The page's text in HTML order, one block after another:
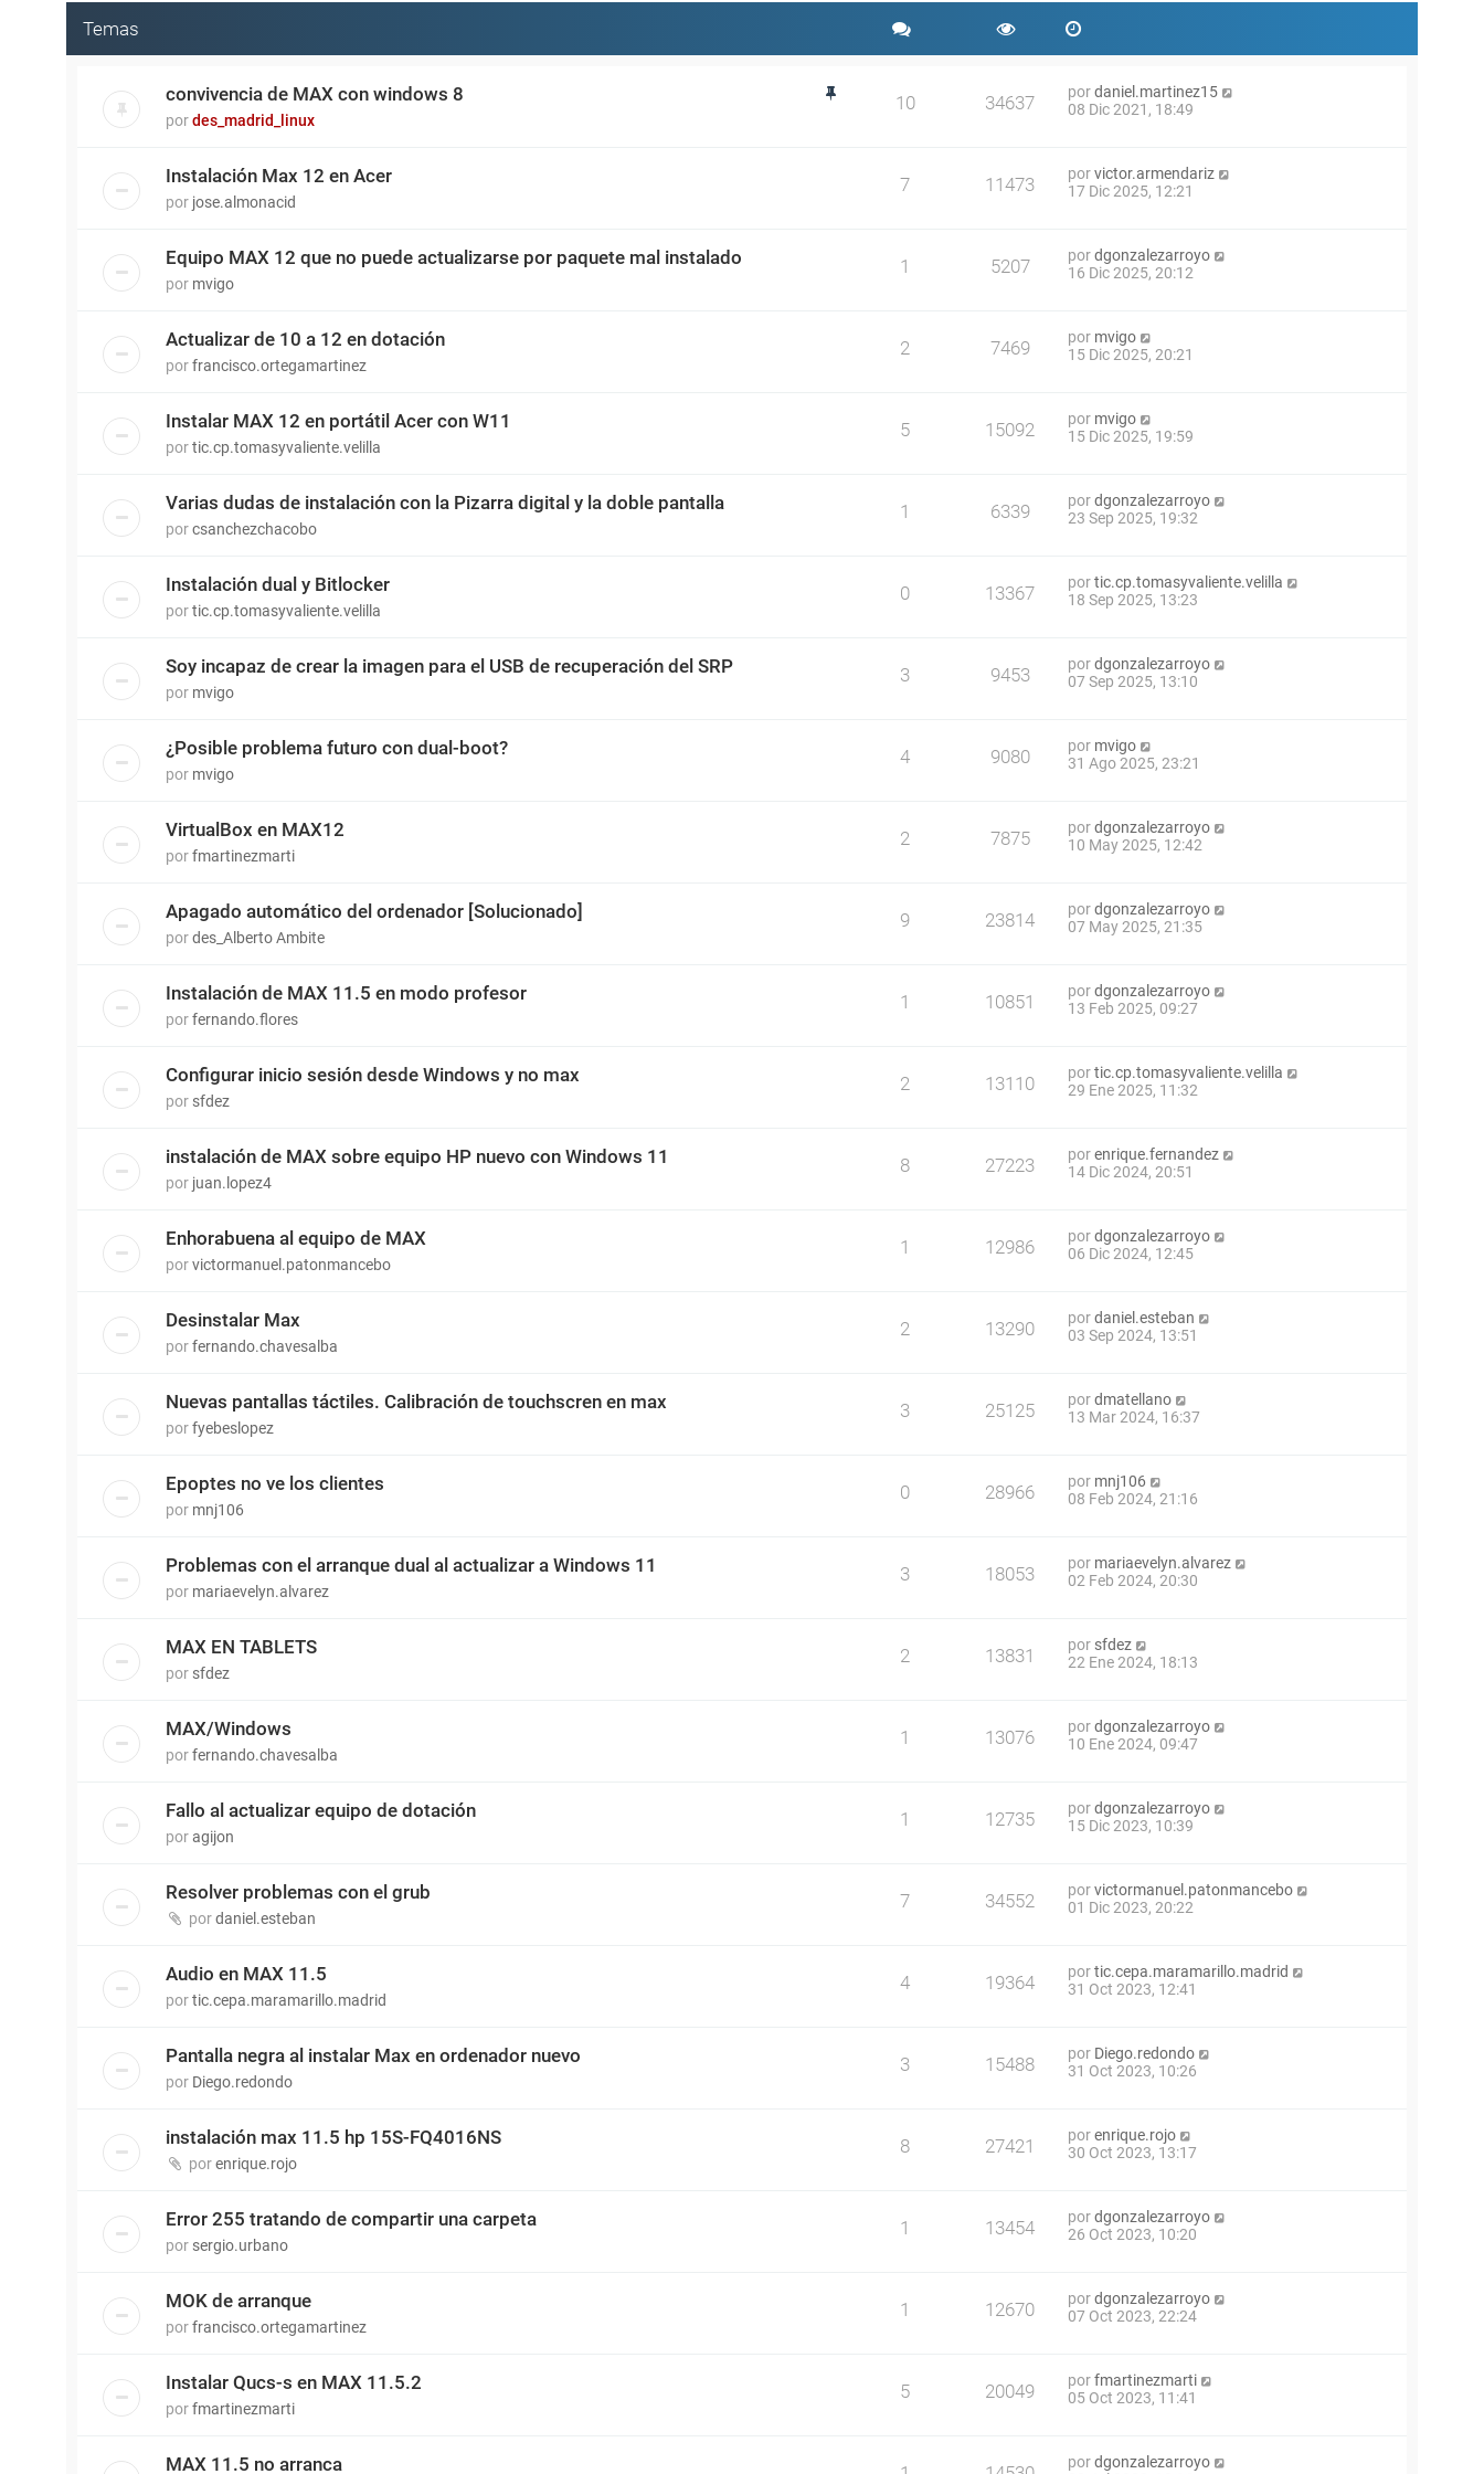
Temas
convivencia de MAX con windows 8
pordes_madrid_linux
10 34637 pordaniel.martinez15
08 Dic 2021, 18:49
Instalación Max 12 en Acer
por jose.almonacid
7 11473 porvictor.armendariz
17 Dic 2025, 12:21
Equipo MAX 12 que no puede actualizarse por paquete mal instalado
por mvigo
1 5207 pordgonzalezarroyo
16 Dic 2025, 20:12
Actualizar de 10 a 12 en dotación
porfrancisco.ortegamartinez
2 7469 por mvigo
15 Dic 2025, 20:21
Instalar MAX 12 en portátil Acer con W11
portic.cp.tomasyvaliente.velilla
5 15092 por mvigo
15 Dic 2025, 19:59
Varias dudas de instalación con la Pizarra digital y la doble pantalla
porcsanchezchacobo
1 6339 pordgonzalezarroyo
23 Sep 2025, 19:32
Instalación dual y Bitlocker
portic.cp.tomasyvaliente.velilla
0 13367 portic.cp.tomasyvaliente.velilla
18 Sep 2025, 13:23
Soy incapaz de crear la imagen para el USB de recuperación del SRP
por mvigo
3 9453 pordgonzalezarroyo
07 Sep 2025, 13:10
¿Posible problema futuro con dual-boot?
por mvigo
4 9080 por mvigo
31 Ago 2025, 23:21
VirtualBox en MAX12
porfmartinezmarti
2 7875 pordgonzalezarroyo
10 May 2025, 12:42
Apagado automático del ordenador [Solucionado]
pordes_Alberto Ambite
9 23814 pordgonzalezarroyo
07 May 2025, 21:35
Instalación de MAX 11.5 en modo profesor
porfernando.flores
1 10851 pordgonzalezarroyo
13 Feb 2025, 09:27
Configurar inicio sesión desde Windows y no max
por sfdez
2 13110 portic.cp.tomasyvaliente.velilla
29 Ene 2025, 11:32
instalación de MAX sobre equipo HP nuevo con Windows 11
por juan.lopez4
8 27223 porenrique.fernandez
14 Dic 2024, 20:51
Enhorabuena al equipo de MAX
porvictormanuel.patonmancebo
1 12986 pordgonzalezarroyo
06 Dic 2024, 12:45
Desinstalar Max
porfernando.chavesalba
2 13290 pordaniel.esteban
03 Sep 2024, 13:51
Nuevas pantallas táctiles. Calibración de touchscren en max
porfyebeslopez
3 25125 pordmatellano
13 Mar 2024, 16:37
Epoptes no ve los clientes
por mnj106
0 28966 por mnj106
08 Feb 2024, 21:16
Problemas con el arranque dual al actualizar a Windows 11
por mariaevelyn.alvarez
3 18053 por mariaevelyn.alvarez
02 Feb 2024, 20:30
MAX EN TABLETS
por sfdez
2 13831 por sfdez
22 Ene 2024, 18:13
MAX/Windows
porfernando.chavesalba
1 13076 pordgonzalezarroyo
10 Ene 2024, 09:47
Fallo al actualizar equipo de dotación
poragijon
1 12735 pordgonzalezarroyo
15 Dic 2023, 10:39
Resolver problemas con el grub
pordaniel.esteban
7 34552 porvictormanuel.patonmancebo
01 Dic 2023, 20:22
Audio en MAX 11.5
portic.cepa.maramarillo.madrid
4 19364 portic.cepa.maramarillo.madrid
31 Oct 2023, 12:41
Pantalla negra al instalar Max en ordenador nuevo
por Diego.redondo
3 15488 por Diego.redondo
31 Oct 2023, 10:26
instalación max 11.5 hp 15S-FQ4016NS
porenrique.rojo
8 27421 porenrique.rojo
30 Oct 2023, 13:17
Error 255 tratando de compartir una carpeta
por sergio.urbano
1 13454 pordgonzalezarroyo
26 Oct 2023, 10:20
MOK de arranque
porfrancisco.ortegamartinez
1 12670 pordgonzalezarroyo
07 Oct 2023, 22:24
Instalar Qucs-s en MAX 11.5.2
porfmartinezmarti
5 20049 porfmartinezmarti
05 Oct 2023, 11:41
MAX 11.5 no arranca pordgonzalezarroyo